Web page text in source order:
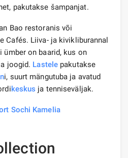
pakutakse šampanjat.
Bao restoranis või
Cafés. Liiva- ja kivikliburannal
ümber on baarid, kus on
joogid. Lastele pakutakse
i, suurt mängutuba ja avatud
keskus ja tenniseväljak.
Sochi Kamelia